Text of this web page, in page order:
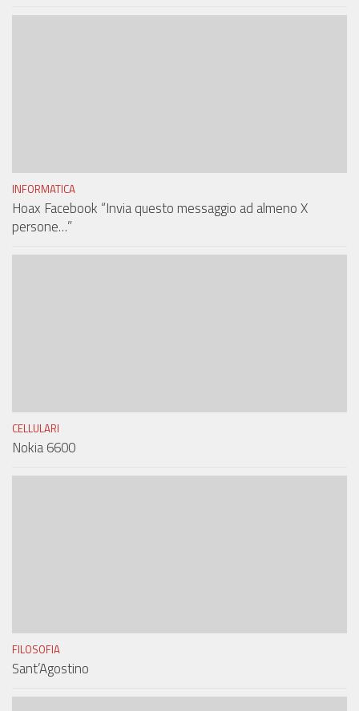
INFORMATICA
Hoax Facebook “Invia questo messaggio ad almeno X
persone…”
CELLULARI
Nokia 6600
FILOSOFIA
Sant’Agostino